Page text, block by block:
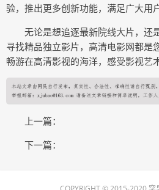
验，推出更多创新功能，满足广大用
无论是想追逐最新院线大片，还
寻找精品独立影片，高清电影网都是
畅游在高清影视的海洋，感受影视艺
上一篇：
下一篇：